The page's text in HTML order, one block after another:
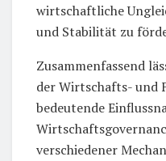
wirtschaftliche
und Stabilität zu
Zusammenfassend
der Wirtschafts- und
bedeutende
verschiedener